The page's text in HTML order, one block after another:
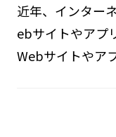
近年、インター
ebサイトやアプ
Webサイトやア